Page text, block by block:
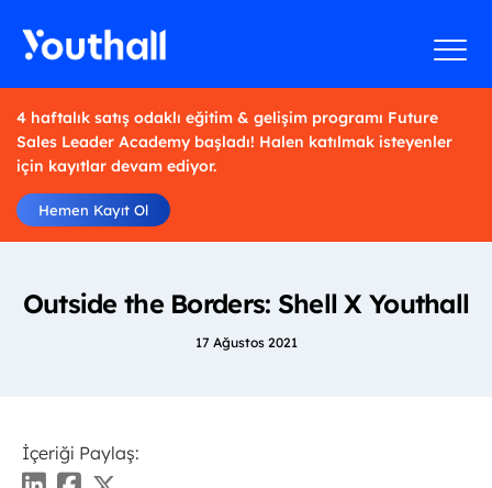
4 haftalık satış odaklı eğitim & gelişim programı Future
Sales Leader Academy başladı! Halen katılmak isteyenler
için kayıtlar devam ediyor.
Hemen Kayıt Ol
Outside the Borders: Shell X Youthall
17 Ağustos 2021
İçeriği Paylaş: